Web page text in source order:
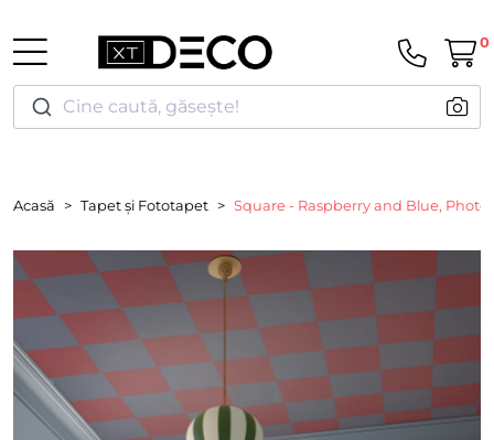
Cine caută, găsește!
0
Acasă Tapet și Fototapet Square - Raspberry and Blue,